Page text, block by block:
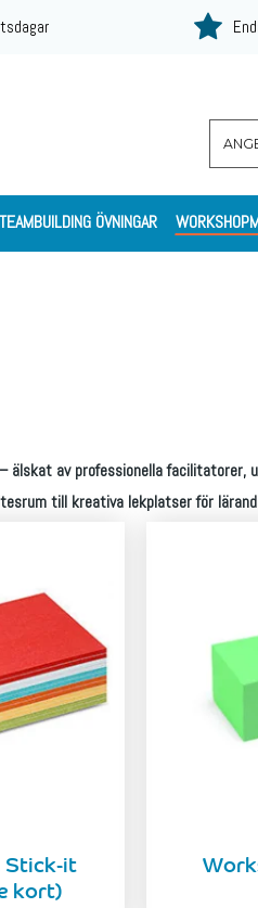
TEAMBUILDING ÖVNINGAR
av professionella facilitatorer,
till kreativa lekplatser för
it
kort)